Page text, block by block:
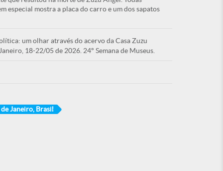
especial mostra a placa do carro e um dos sapatos
um olhar através do acervo da Casa Zuzu
18-22/05 de 2026. 24° Semana de Museus.
Janeiro, Brasil